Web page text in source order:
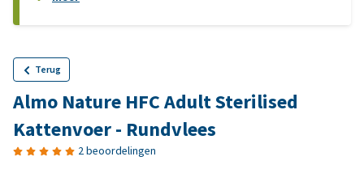
Terug
Almo Nature HFC Adult Sterilised
Kattenvoer - Rundvlees
2 beoordelingen